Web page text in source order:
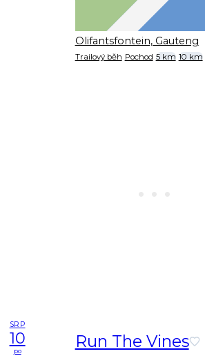
Olifantsfontein, Gauteng
Trailový běh Pochod 5 km 10 km
SRP
10
po Run The Vines